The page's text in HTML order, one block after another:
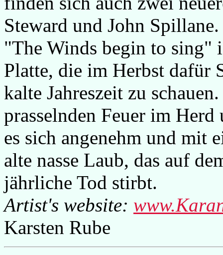
Steward und John Spillane.
"The Winds begin to sing"
Platte, die im Herbst dafür
kalte Jahreszeit zu
prasselnden Feuer im
es sich angenehm und mit
alte nasse Laub, das auf
jährliche Tod stirbt.
Artist's website:
Karsten Rube